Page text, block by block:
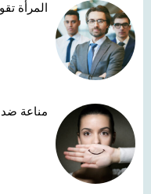
المرأة
مناعة ضد